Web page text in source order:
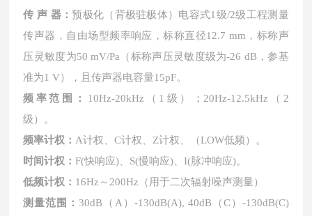
传 声 器：预极化（背极驻极体）电容式1级/2级工程测量
传声器，自由场型频率响应，标称直径12.7 mm，标称声
压灵敏度为50 mV/Pa（标称声压灵敏度级为-26 dB，参基
准为1 V），且传声器电容量15pF。
频率范围： 10Hz-20kHz（1级）；20Hz-12.5kHz（2
级）。
频率计权： A计权、C计权、Z计权、（LOW低频）。
时间计权：F(快响应)、S(慢响应)、I(脉冲响应)。
低频计权： 16Hz～200Hz（用于二次辐射噪声测量）
测量范围：30dB（A）-130dB(A), 40dB（C）-130dB(C)